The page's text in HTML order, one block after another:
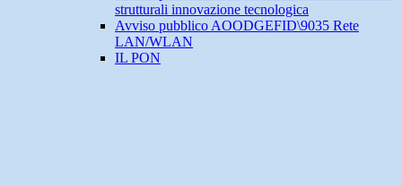
strutturali innovazione tecnologica
Avviso pubblico AOODGEFID\9035 Rete
LAN/WLAN
IL PON